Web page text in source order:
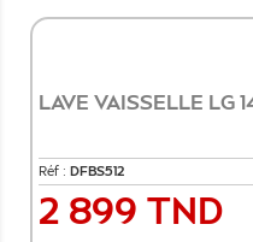
LAVE VAISSELLE LG
Réf : DFBS512
Prix
2 899 TND